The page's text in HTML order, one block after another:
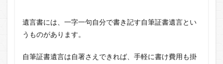
遺言書には、一字一句自分で書き記す自筆証書遺言とい
うものがあります。
自筆証書遺言は自署さえできれば、手軽に書け費用も掛